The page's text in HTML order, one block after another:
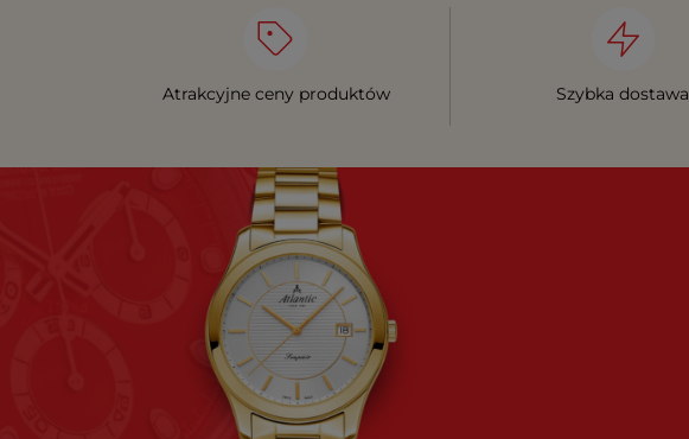
Atrakcyjne ceny produktów Szybka dostawa